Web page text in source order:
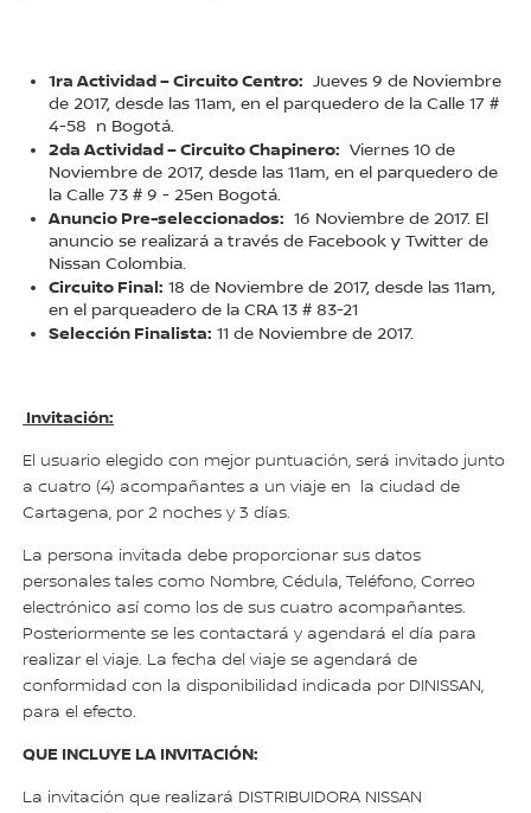
1ra Actividad – Circuito Centro: Jueves 9 de Noviembre
de 2017, desde las 11am, en el parquedero de la Calle 17 #
4-58 n Bogotá.
2da Actividad – Circuito Chapinero: Viernes 10 de
Noviembre de 2017, desde las 11am, en el parquedero de
la Calle 73 # 9 - 25en Bogotá.
Anuncio Pre-seleccionados: 16 Noviembre de 2017. El
anuncio se realizará a través de Facebook y Twitter de
Nissan Colombia.
Circuito Final: 18 de Noviembre de 2017, desde las 11am,
en el parqueadero de la CRA 13 # 83-21
Selección Finalista: 11 de Noviembre de 2017.
Invitación:
El usuario elegido con mejor puntuación, será invitado junto
a cuatro (4) acompañantes a un viaje en la ciudad de
Cartagena, por 2 noches y 3 días.
La persona invitada debe proporcionar sus datos
personales tales como Nombre, Cédula, Teléfono, Correo
electrónico así como los de sus cuatro acompañantes.
Posteriormente se les contactará y agendará el día para
realizar el viaje. La fecha del viaje se agendará de
conformidad con la disponibilidad indicada por DINISSAN,
para el efecto.
QUE INCLUYE LA INVITACIÓN:
La invitación que realizará DISTRIBUIDORA NISSAN